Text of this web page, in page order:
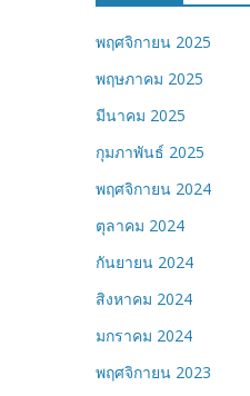
พฤศจิกายน 2025
พฤษภาคม 2025
มีนาคม 2025
กุมภาพันธ์ 2025
พฤศจิกายน 2024
ตุลาคม 2024
กันยายน 2024
สิงหาคม 2024
มกราคม 2024
พฤศจิกายน 2023